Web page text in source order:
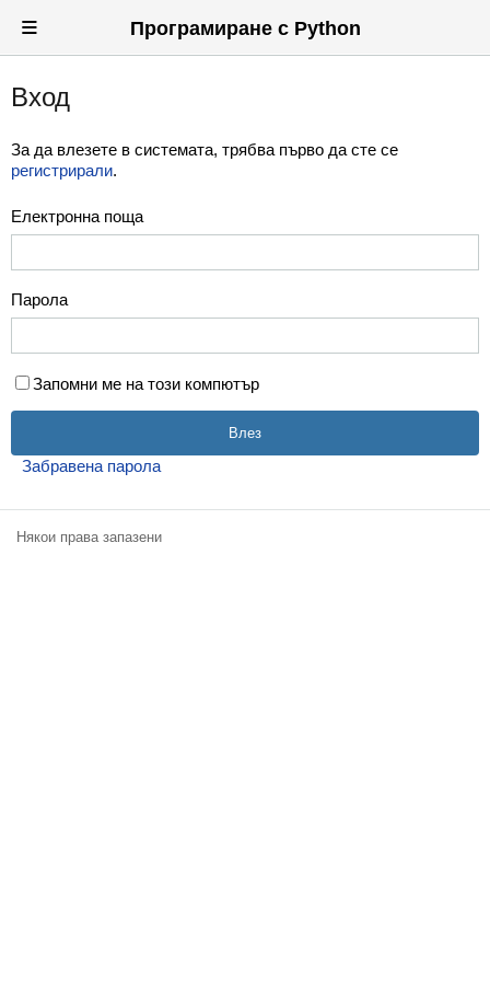
Вход
Регистрация
Материали
Задачи
Предизвикателства
Форуми
Потребители
Екип
≡ Програмиране с Python
Вход
За да влезете в системата, трябва първо да сте се
регистрирали.
Електронна поща
Парола
Запомни ме на този компютър
Забравена парола
Някои права запазени